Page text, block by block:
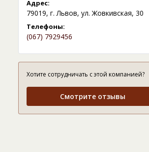
Адрес:
79019, г. Львов, ул. Жовкивская, 30
Телефоны:
(067) 7929456
Хотите сотрудничать с этой компанией?
Смотрите отзывы